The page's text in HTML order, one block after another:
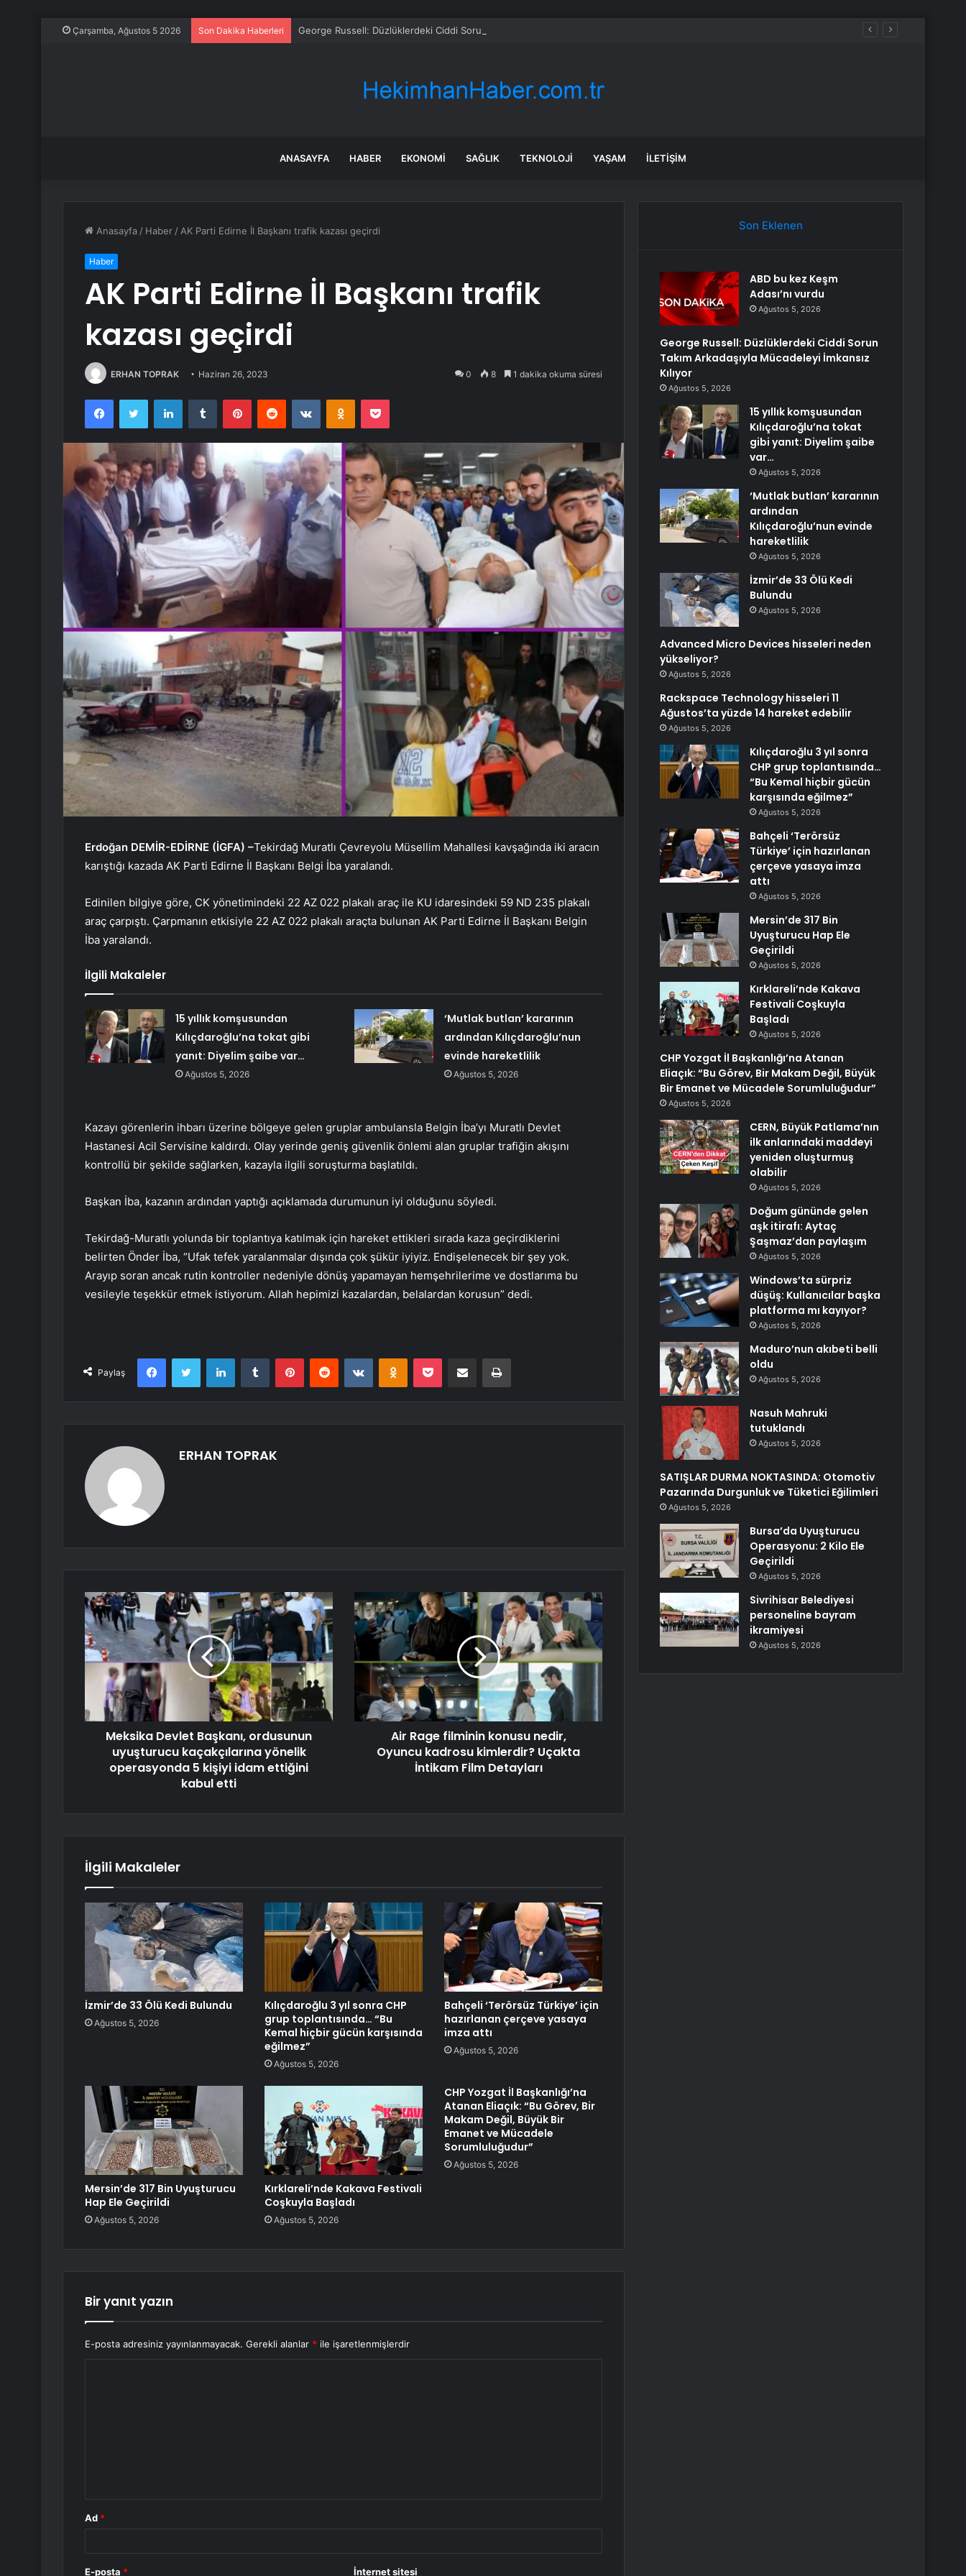
Çarşamba, Ağustos 5 2026 Son Dakika Haberleri George Russell: Düzlüklerdeki Ciddi Sorun Takım Arkadaşıyla Mücadeleyi İmkansız Kılıyor
ANASAYFA HABER EKONOMI SAĞLIK TEKNOLOJI YAŞAM İLETIŞIM
Anasayfa / Haber / AK Parti Edirne İl Başkanı trafik kazası geçirdi
Haber
AK Parti Edirne İl Başkanı trafik
kazası geçirdi
ERHAN TOPRAK Haziran 26, 2023 0 8 1 dakika okuma süresi
FacebookTwitter LinkedInTumblr PinterestReddit VKontakteOdnoklassniki
Pocket
Erdoğan DEMİR-EDİRNE (İGFA) –Tekirdağ Muratlı Çevreyolu Müsellim Mahallesi kavşağında iki aracın
karıştığı kazada AK Parti Edirne İl Başkanı Belgi İba yaralandı.
Edinilen bilgiye göre, CK yönetimindeki 22 AZ 022 plakalı araç ile KU idaresindeki 59 ND 235 plakalı
araç çarpıştı. Çarpmanın etkisiyle 22 AZ 022 plakalı araçta bulunan AK Parti Edirne İl Başkanı Belgin
İba yaralandı.
İlgili Makaleler
15 yıllık komşusundan
Kılıçdaroğlu’na tokat gibi
yanıt: Diyelim şaibe var…
Ağustos 5, 2026
‘Mutlak butlan’ kararının
ardından Kılıçdaroğlu’nun
evinde hareketlilik
Ağustos 5, 2026
Kazayı görenlerin ihbarı üzerine bölgeye gelen gruplar ambulansla Belgin İba’yı Muratlı Devlet
Hastanesi Acil Servisine kaldırdı. Olay yerinde geniş güvenlik önlemi alan gruplar trafiğin akışını
kontrollü bir şekilde sağlarken, kazayla ilgili soruşturma başlatıldı.
Başkan İba, kazanın ardından yaptığı açıklamada durumunun iyi olduğunu söyledi.
Tekirdağ-Muratlı yolunda bir toplantıya katılmak için hareket ettikleri sırada kaza geçirdiklerini
belirten Önder İba, “Ufak tefek yaralanmalar dışında çok şükür iyiyiz. Endişelenecek bir şey yok.
Arayıp soran ancak rutin kontroller nedeniyle dönüş yapamayan hemşehrilerime ve dostlarıma bu
vesileyle teşekkür etmek istiyorum. Allah hepimizi kazalardan, belalardan korusun” dedi.
Paylaş
FacebookTwitter LinkedInTumblr PinterestReddit VKontakteOdnoklassniki
Pocket E-Posta ile paylaş Yazdır
ERHAN TOPRAK
Meksika Devlet Başkanı, ordusunun
uyuşturucu kaçakçılarına yönelik
operasyonda 5 kişiyi idam ettiğini
kabul etti
Air Rage filminin konusu nedir,
Oyuncu kadrosu kimlerdir? Uçakta
İntikam Film Detayları
İlgili Makaleler
İzmir’de 33 Ölü Kedi Bulundu
Ağustos 5, 2026
Kılıçdaroğlu 3 yıl sonra CHP
grup toplantısında… “Bu
Kemal hiçbir gücün karşısında
eğilmez”
Ağustos 5, 2026
Bahçeli ‘Terörsüz Türkiye’ için
hazırlanan çerçeve yasaya
imza attı
Ağustos 5, 2026
Mersin’de 317 Bin Uyuşturucu
Hap Ele Geçirildi
Ağustos 5, 2026
Kırklareli’nde Kakava Festivali
Coşkuyla Başladı
Ağustos 5, 2026
CHP Yozgat İl Başkanlığı’na
Atanan Eliaçık: “Bu Görev, Bir
Makam Değil, Büyük Bir
Emanet ve Mücadele
Sorumluluğudur”
Ağustos 5, 2026
Bir yanıt yazın
E-posta adresiniz yayınlanmayacak. Gerekli alanlar * ile işaretlenmişlerdir
Ad *
E-posta * İnternet sitesi
Son Eklenen
ABD bu kez Keşm
Adası’nı vurdu
Ağustos 5, 2026
George Russell: Düzlüklerdeki Ciddi Sorun
Takım Arkadaşıyla Mücadeleyi İmkansız
Kılıyor
Ağustos 5, 2026
15 yıllık komşusundan
Kılıçdaroğlu’na tokat
gibi yanıt: Diyelim şaibe
var…
Ağustos 5, 2026
‘Mutlak butlan’ kararının
ardından
Kılıçdaroğlu’nun evinde
hareketlilik
Ağustos 5, 2026
İzmir’de 33 Ölü Kedi
Bulundu
Ağustos 5, 2026
Advanced Micro Devices hisseleri neden
yükseliyor?
Ağustos 5, 2026
Rackspace Technology hisseleri 11
Ağustos’ta yüzde 14 hareket edebilir
Ağustos 5, 2026
Kılıçdaroğlu 3 yıl sonra
CHP grup toplantısında…
“Bu Kemal hiçbir gücün
karşısında eğilmez”
Ağustos 5, 2026
Bahçeli ‘Terörsüz
Türkiye’ için hazırlanan
çerçeve yasaya imza
attı
Ağustos 5, 2026
Mersin’de 317 Bin
Uyuşturucu Hap Ele
Geçirildi
Ağustos 5, 2026
Kırklareli’nde Kakava
Festivali Coşkuyla
Başladı
Ağustos 5, 2026
CHP Yozgat İl Başkanlığı’na Atanan
Eliaçık: “Bu Görev, Bir Makam Değil, Büyük
Bir Emanet ve Mücadele Sorumluluğudur”
Ağustos 5, 2026
CERN, Büyük Patlama’nın
ilk anlarındaki maddeyi
yeniden oluşturmuş
olabilir
Ağustos 5, 2026
Doğum gününde gelen
aşk itirafı: Aytaç
Şaşmaz’dan paylaşım
Ağustos 5, 2026
Windows’ta sürpriz
düşüş: Kullanıcılar başka
platforma mı kayıyor?
Ağustos 5, 2026
Maduro’nun akıbeti belli
oldu
Ağustos 5, 2026
Nasuh Mahruki
tutuklandı
Ağustos 5, 2026
SATIŞLAR DURMA NOKTASINDA: Otomotiv
Pazarında Durgunluk ve Tüketici Eğilimleri
Ağustos 5, 2026
Bursa’da Uyuşturucu
Operasyonu: 2 Kilo Ele
Geçirildi
Ağustos 5, 2026
Sivrihisar Belediyesi
personeline bayram
ikramiyesi
Ağustos 5, 2026